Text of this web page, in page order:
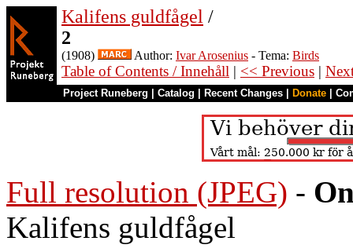
Kalifens guldfågel /
2
(1908) Author: Ivar Arosenius - Tema: Birds
Table of Contents / Innehåll | << Previous |
Project Runeberg Catalog Recent Changes Donate
Full resolution (JPEG) -
Kalifens guldfågel